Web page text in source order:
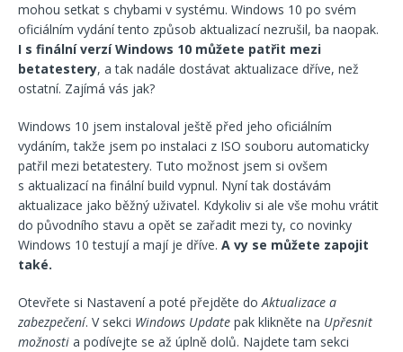
mohou setkat s chybami v systému. Windows 10 po svém
oficiálním vydání tento způsob aktualizací nezrušil, ba naopak.
I s finální verzí Windows 10 můžete patřit mezi
betatestery, a tak nadále dostávat aktualizace dříve, než
ostatní. Zajímá vás jak?
Windows 10 jsem instaloval ještě před jeho oficiálním
vydáním, takže jsem po instalaci z ISO souboru automaticky
patřil mezi betatestery. Tuto možnost jsem si ovšem
s aktualizací na finální build vypnul. Nyní tak dostávám
aktualizace jako běžný uživatel. Kdykoliv si ale vše mohu vrátit
do původního stavu a opět se zařadit mezi ty, co novinky
Windows 10 testují a mají je dříve. A vy se můžete zapojit
také.
Otevřete si Nastavení a poté přejděte doAktualizace a
zabezpečení. V sekci Windows Update pak klikněte na Upřesnit
možnosti a podívejte se až úplně dolů. Najdete tam sekci